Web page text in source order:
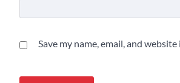
Save my name, email, and